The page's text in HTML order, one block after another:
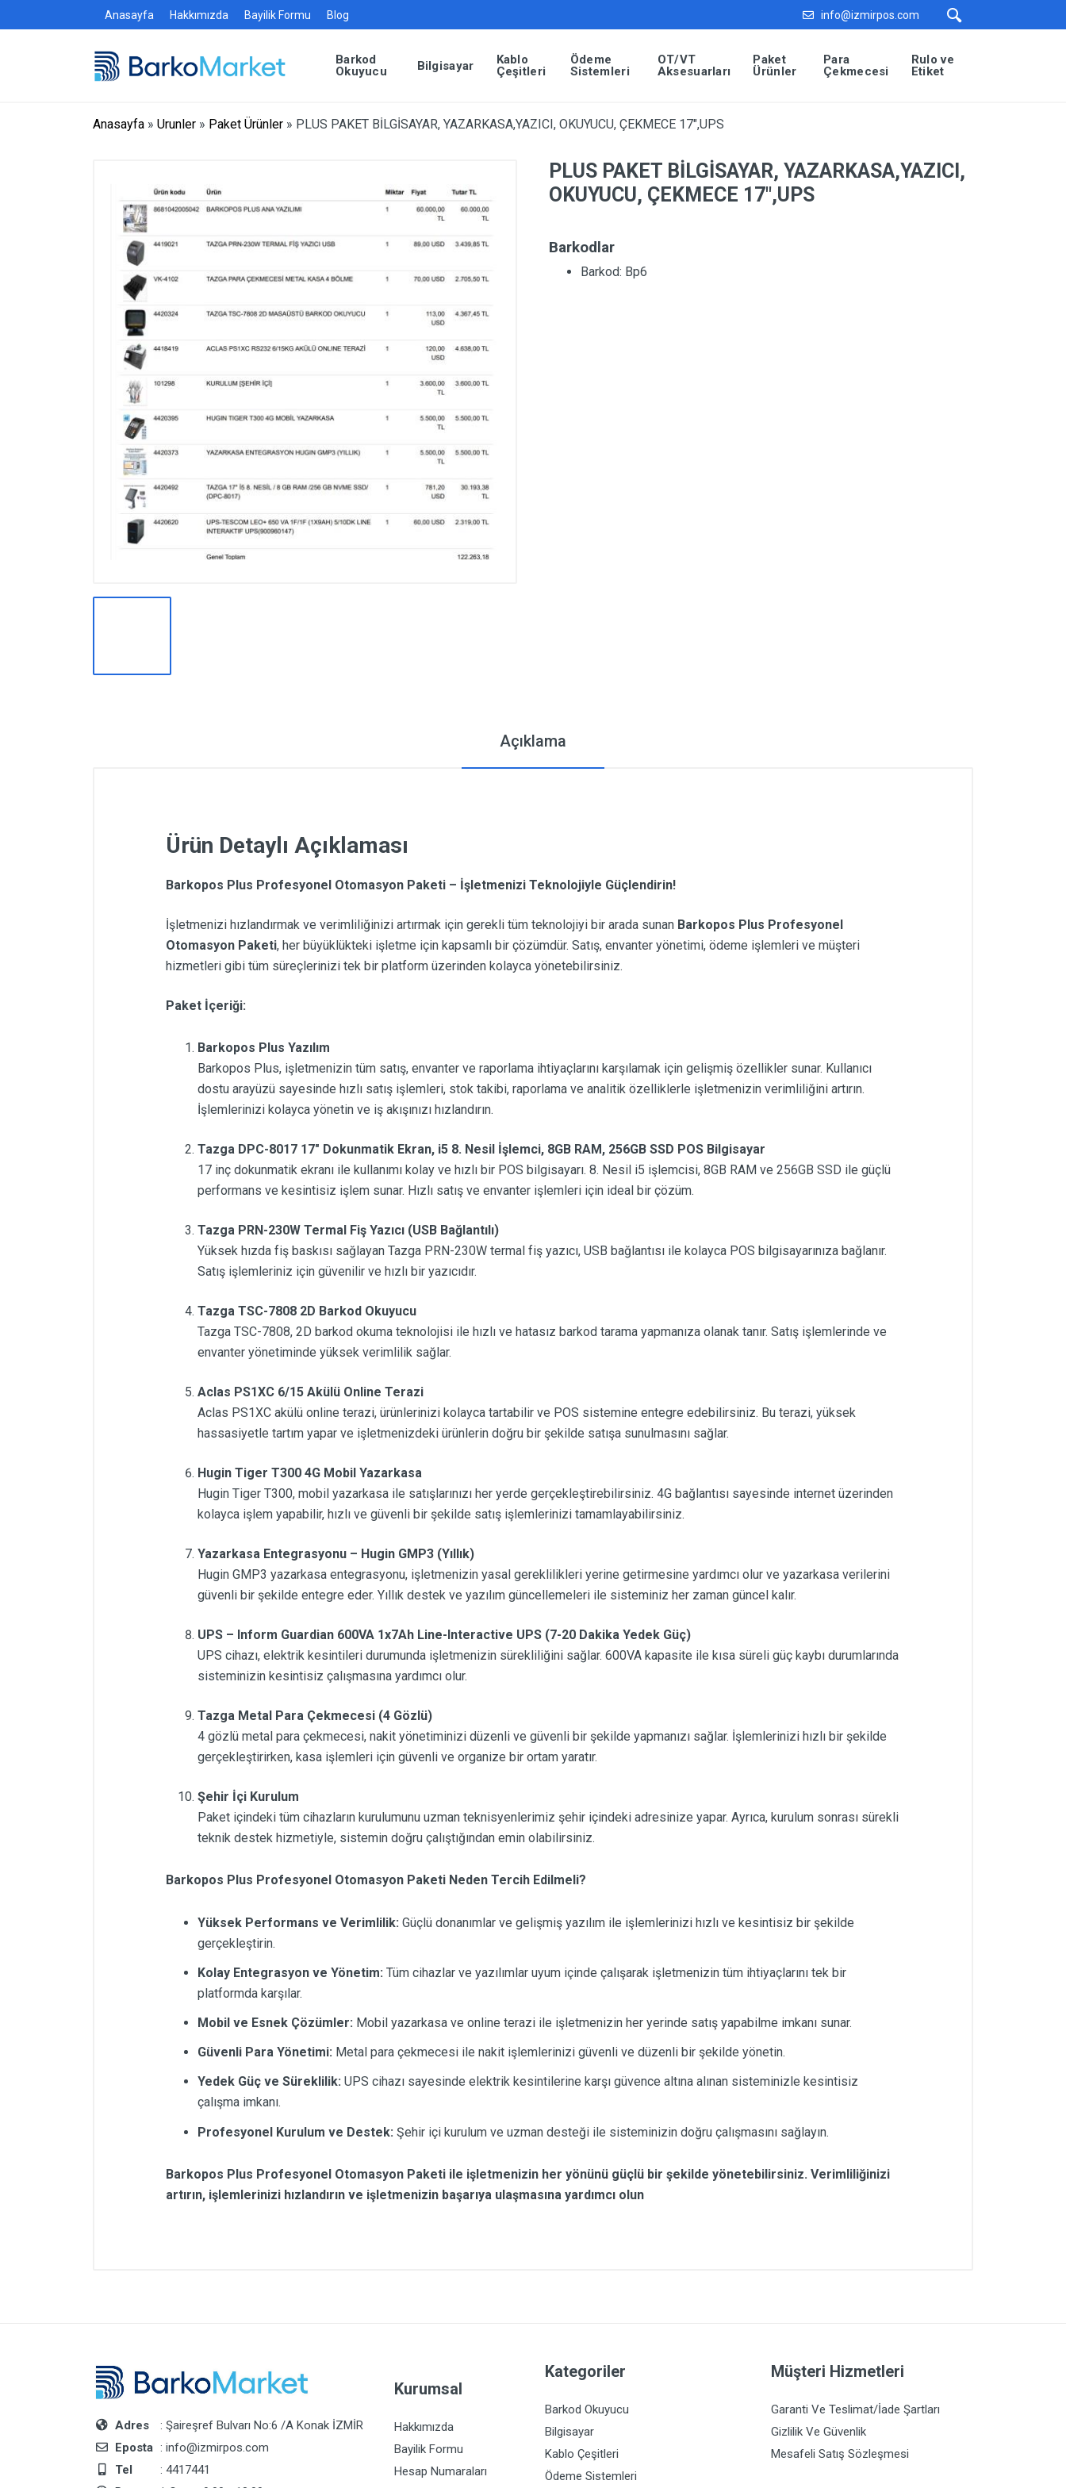
Anasayfa Hakkımızda Bayilik Formu Blog info@izmirpos.com
Barkod
Okuyucu
Bilgisayar
Kablo
Çeşitleri
Ödeme
Sistemleri
OT/VT
Aksesuarları
Paket
Ürünler
Para
Çekmecesi
Rulo ve
Etiket
Anasayfa » Urunler » Paket Ürünler » PLUS PAKET BİLGİSAYAR, YAZARKASA,YAZICI, OKUYUCU, ÇEKMECE 17″,UPS
PLUS PAKET BİLGİSAYAR, YAZARKASA,YAZICI,
OKUYUCU, ÇEKMECE 17″,UPS
Barkodlar
Barkod: Bp6
Açıklama
Ürün Detaylı Açıklaması
Barkopos Plus Profesyonel Otomasyon Paketi – İşletmenizi Teknolojiyle Güçlendirin!
İşletmenizi hızlandırmak ve verimliliğinizi artırmak için gerekli tüm teknolojiyi bir arada sunan Barkopos Plus Profesyonel
Otomasyon Paketi, her büyüklükteki işletme için kapsamlı bir çözümdür. Satış, envanter yönetimi, ödeme işlemleri ve müşteri
hizmetleri gibi tüm süreçlerinizi tek bir platform üzerinden kolayca yönetebilirsiniz.
Paket İçeriği:
Barkopos Plus Yazılım
Barkopos Plus, işletmenizin tüm satış, envanter ve raporlama ihtiyaçlarını karşılamak için gelişmiş özellikler sunar. Kullanıcı
dostu arayüzü sayesinde hızlı satış işlemleri, stok takibi, raporlama ve analitik özelliklerle işletmenizin verimliliğini artırın.
İşlemlerinizi kolayca yönetin ve iş akışınızı hızlandırın.
Tazga DPC-8017 17" Dokunmatik Ekran, i5 8. Nesil İşlemci, 8GB RAM, 256GB SSD POS Bilgisayar
17 inç dokunmatik ekranı ile kullanımı kolay ve hızlı bir POS bilgisayarı. 8. Nesil i5 işlemcisi, 8GB RAM ve 256GB SSD ile güçlü
performans ve kesintisiz işlem sunar. Hızlı satış ve envanter işlemleri için ideal bir çözüm.
Tazga PRN-230W Termal Fiş Yazıcı (USB Bağlantılı)
Yüksek hızda fiş baskısı sağlayan Tazga PRN-230W termal fiş yazıcı, USB bağlantısı ile kolayca POS bilgisayarınıza bağlanır.
Satış işlemleriniz için güvenilir ve hızlı bir yazıcıdır.
Tazga TSC-7808 2D Barkod Okuyucu
Tazga TSC-7808, 2D barkod okuma teknolojisi ile hızlı ve hatasız barkod tarama yapmanıza olanak tanır. Satış işlemlerinde ve
envanter yönetiminde yüksek verimlilik sağlar.
Aclas PS1XC 6/15 Akülü Online Terazi
Aclas PS1XC akülü online terazi, ürünlerinizi kolayca tartabilir ve POS sistemine entegre edebilirsiniz. Bu terazi, yüksek
hassasiyetle tartım yapar ve işletmenizdeki ürünlerin doğru bir şekilde satışa sunulmasını sağlar.
Hugin Tiger T300 4G Mobil Yazarkasa
Hugin Tiger T300, mobil yazarkasa ile satışlarınızı her yerde gerçekleştirebilirsiniz. 4G bağlantısı sayesinde internet üzerinden
kolayca işlem yapabilir, hızlı ve güvenli bir şekilde satış işlemlerinizi tamamlayabilirsiniz.
Yazarkasa Entegrasyonu – Hugin GMP3 (Yıllık)
Hugin GMP3 yazarkasa entegrasyonu, işletmenizin yasal gereklilikleri yerine getirmesine yardımcı olur ve yazarkasa verilerini
güvenli bir şekilde entegre eder. Yıllık destek ve yazılım güncellemeleri ile sisteminiz her zaman güncel kalır.
UPS – Inform Guardian 600VA 1x7Ah Line-Interactive UPS (7-20 Dakika Yedek Güç)
UPS cihazı, elektrik kesintileri durumunda işletmenizin sürekliliğini sağlar. 600VA kapasite ile kısa süreli güç kaybı durumlarında
sisteminizin kesintisiz çalışmasına yardımcı olur.
Tazga Metal Para Çekmecesi (4 Gözlü)
4 gözlü metal para çekmecesi, nakit yönetiminizi düzenli ve güvenli bir şekilde yapmanızı sağlar. İşlemlerinizi hızlı bir şekilde
gerçekleştirirken, kasa işlemleri için güvenli ve organize bir ortam yaratır.
Şehir İçi Kurulum
Paket içindeki tüm cihazların kurulumunu uzman teknisyenlerimiz şehir içindeki adresinize yapar. Ayrıca, kurulum sonrası sürekli
teknik destek hizmetiyle, sistemin doğru çalıştığından emin olabilirsiniz.
Barkopos Plus Profesyonel Otomasyon Paketi Neden Tercih Edilmeli?
Yüksek Performans ve Verimlilik: Güçlü donanımlar ve gelişmiş yazılım ile işlemlerinizi hızlı ve kesintisiz bir şekilde
gerçekleştirin.
Kolay Entegrasyon ve Yönetim: Tüm cihazlar ve yazılımlar uyum içinde çalışarak işletmenizin tüm ihtiyaçlarını tek bir
platformda karşılar.
Mobil ve Esnek Çözümler: Mobil yazarkasa ve online terazi ile işletmenizin her yerinde satış yapabilme imkanı sunar.
Güvenli Para Yönetimi: Metal para çekmecesi ile nakit işlemlerinizi güvenli ve düzenli bir şekilde yönetin.
Yedek Güç ve Süreklilik: UPS cihazı sayesinde elektrik kesintilerine karşı güvence altına alınan sisteminizle kesintisiz
çalışma imkanı.
Profesyonel Kurulum ve Destek: Şehir içi kurulum ve uzman desteği ile sisteminizin doğru çalışmasını sağlayın.
Barkopos Plus Profesyonel Otomasyon Paketi ile işletmenizin her yönünü güçlü bir şekilde yönetebilirsiniz. Verimliliğinizi
artırın, işlemlerinizi hızlandırın ve işletmenizin başarıya ulaşmasına yardımcı olun
Adres
: Şaireşref Bulvarı No:6 /A Konak İZMİR
Eposta : info@izmirpos.com
Tel
: 4417441
Kurumsal
Hakkımızda
Bayilik Formu
Hesap Numaraları
Kategoriler
Barkod Okuyucu
Bilgisayar
Kablo Çeşitleri
Ödeme Sistemleri
Müşteri Hizmetleri
Garanti Ve Teslimat/İade Şartları
Gizlilik Ve Güvenlik
Mesafeli Satış Sözleşmesi